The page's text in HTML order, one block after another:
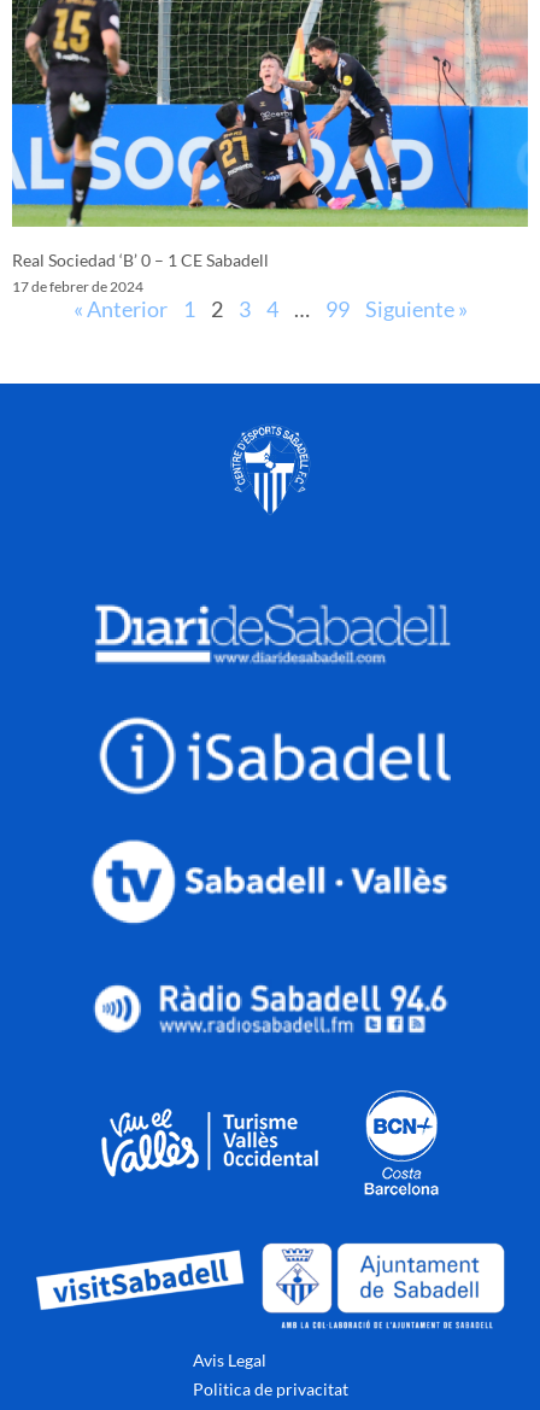
Real Sociedad ‘B’ 0 – 1 CE Sabadell
17 de febrer de 2024
« Anterior 1 2 3 4 … 99 Siguiente »
Avis Legal
Politica de privacitat